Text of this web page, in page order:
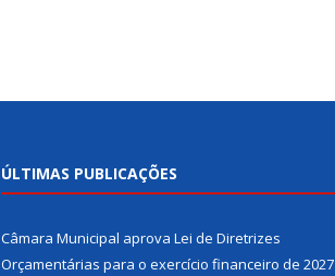
ÚLTIMAS PUBLICAÇÕES
Câmara Municipal aprova Lei de Diretrizes
Orçamentárias para o exercício financeiro de 2027